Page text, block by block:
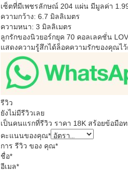
เซ็ตที่มีเพชรลักษณ์ 204 แผ่น มีมูลค่า
ความกว้าง: 6.7 มิลลิเมตร
ความหนา: 3 มิลลิเมตร
ลูกรักของนิวยอร์กยุค 70 คอลเลคชั่น
แสดงความรู้สึกได้ล็อคความรักของคุณไ
รีวิว
ยังไม่มีรีวิวเลย
เป็นคนแรกที่รีวิว ราคา 18K สร้อยข้อมือ
คะแนนของคุณ*
การ รีวิว ของ คุณ*
ชื่อ*
อีเมล*